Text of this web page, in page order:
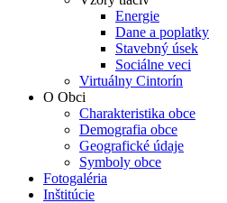
Energie
Dane a poplatky
Stavebný úsek
Sociálne veci
Virtuálny Cintorín
O Obci
Charakteristika obce
Demografia obce
Geografické údaje
Symboly obce
Fotogaléria
Inštitúcie